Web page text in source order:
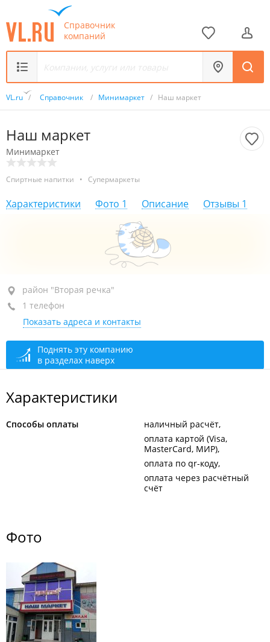
Справочник
компаний
VL.ru / Справочник / Минимаркет / Наш маркет
Наш маркет
Минимаркет
Спиртные напитки • Супермаркеты
Характеристики Фото 1 Описание Отзывы 1
район "Вторая речка", ул. Русская, 57Б стр. 2
1-й этаж
+7 914 654-66-82
открыто: 07:00–24:00
район "Вторая речка"
1 телефон
Показать адреса и контакты
Поднять эту компанию
в разделах наверх
Характеристики
Способы оплаты
наличный расчёт
оплата картой (Visa,
MasterCard, МИР)
оплата по qr-коду
оплата через расчётный
счёт
Фото